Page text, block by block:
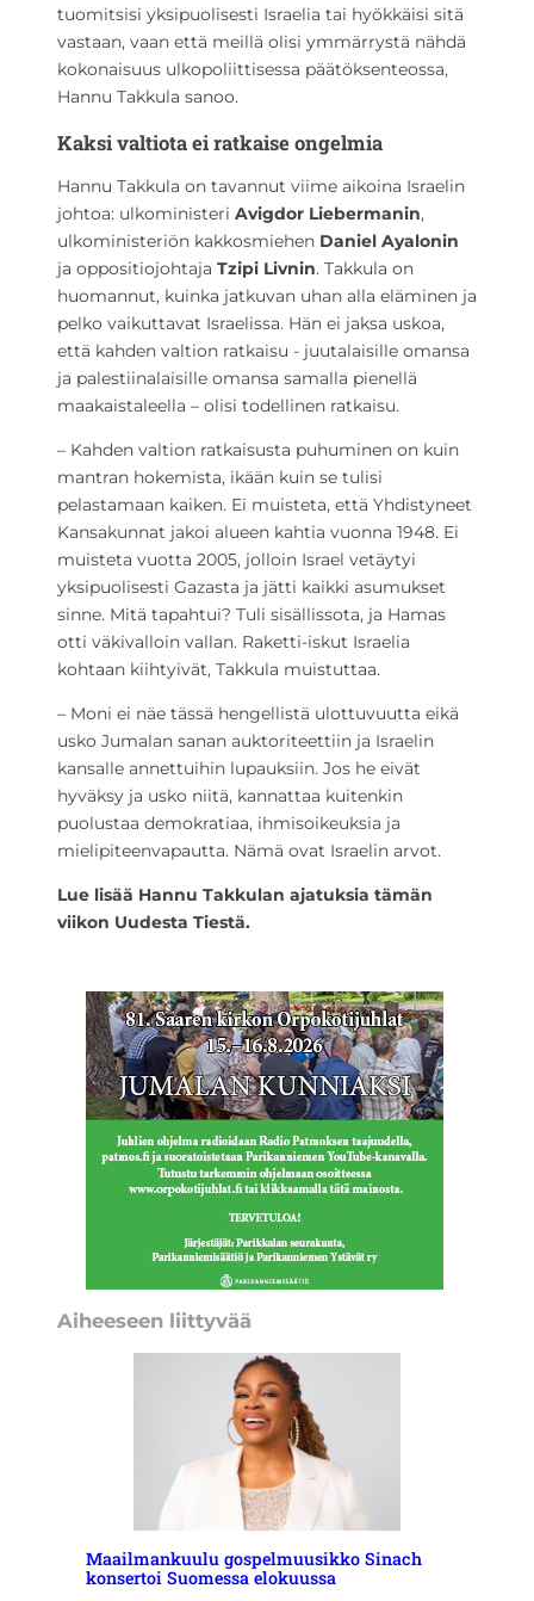
tuomitsisi yksipuolisesti Israelia tai hyökkäisi sitä
vastaan, vaan että meillä olisi ymmärrystä nähdä
kokonaisuus ulkopoliittisessa päätöksenteossa,
Hannu Takkula sanoo.
Kaksi valtiota ei ratkaise ongelmia
Hannu Takkula on tavannut viime aikoina Israelin
johtoa: ulkoministeri Avigdor Liebermanin,
ulkoministeriön kakkosmiehen Daniel Ayalonin
ja oppositiojohtaja Tzipi Livnin. Takkula on
huomannut, kuinka jatkuvan uhan alla eläminen ja
pelko vaikuttavat Is­raelissa. Hän ei jaksa uskoa,
että kahden valtion ratkaisu ­- juutalaisille omansa
ja palestiinalaisille omansa samalla pienellä
maakaistaleella – olisi todellinen ratkaisu.
– Kahden valtion ratkaisusta puhuminen on kuin
mantran hokemista, ikään kuin se tulisi
pelastamaan kaiken. Ei muisteta, että Yhdistyneet
Kansakunnat jakoi alueen kahtia vuonna 1948. Ei
muisteta vuotta 2005, jolloin Israel vetäytyi
yksipuolisesti Gazasta ja jätti kaikki asumukset
sinne. Mitä tapahtui? Tuli sisällissota, ja Hamas
otti väkivalloin vallan. Raketti-iskut Israelia
kohtaan kiihtyivät, Takkula muistuttaa.
– Moni ei näe tässä hengellistä ulottuvuutta eikä
usko Jumalan sanan auktoriteettiin ja Israelin
kansalle annettuihin lupauksiin. Jos he eivät
hyväksy ja usko niitä, kannattaa kuitenkin
puolustaa demokratiaa, ihmisoikeuksia ja
mielipiteenvapautta. Nämä ovat Israelin arvot.
Lue lisää Hannu Takkulan ajatuksia tämän
viikon Uudesta Tiestä.
Aiheeseen liittyvää
Maailmankuulu gospelmuusikko Sinach
konsertoi Suomessa elokuussa